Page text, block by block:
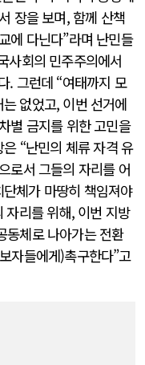
장을 보며, 함께 산책
에 다닌다”라며 난민들
사회의 민주주의에서
. 그런데 “여태까지 모
없었고, 이번 선거에
별 금지를 위한 고민을
“난민의 체류 자격 유
로서 그들의 자리를 어
체가 마땅히 책임져야
자리를 위해, 이번 지방
동체로 나아가는 전환
자들에게)촉구한다”고